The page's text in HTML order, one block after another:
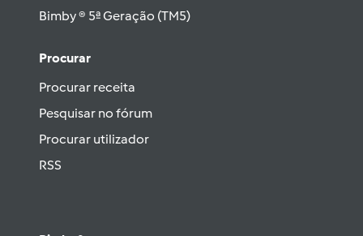
Bimby ® 5ª Geração (TM5)
Procurar
Procurar receita
Pesquisar no fórum
Procurar utilizador
RSS